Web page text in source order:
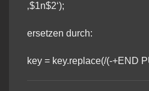
‚$1n$2‘);
ersetzen durch:
key = key.replace(/(-+END